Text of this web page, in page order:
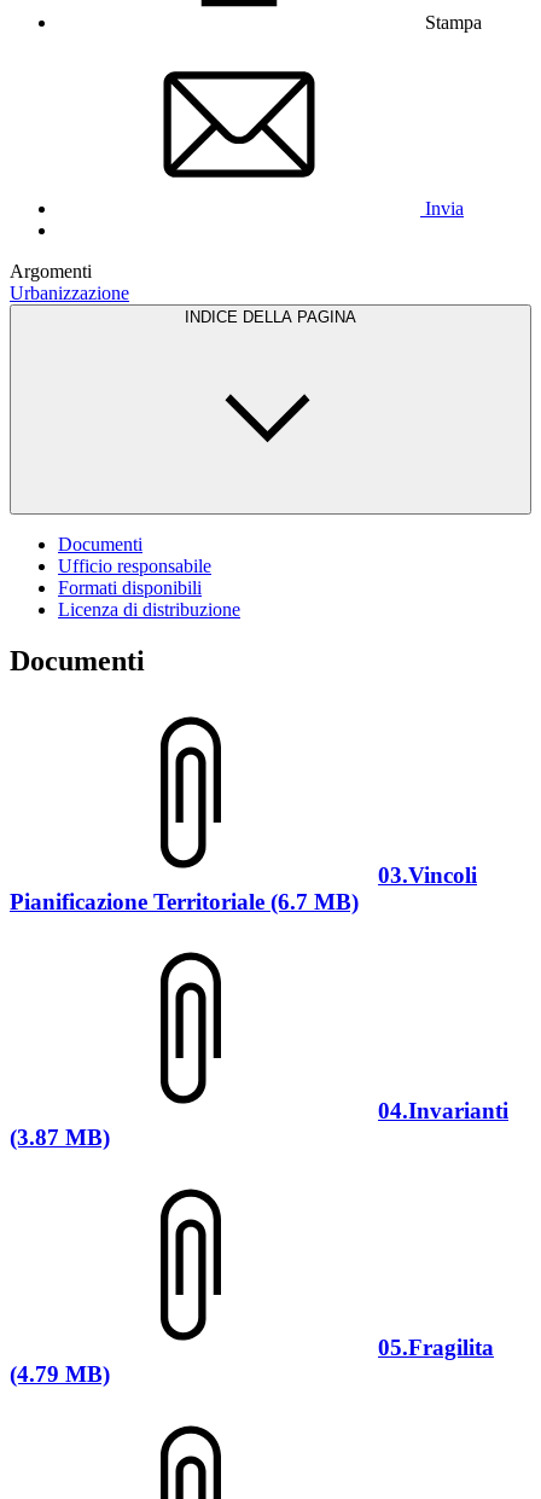
Stampa
Invia
Argomenti
Urbanizzazione
INDICE DELLA PAGINA
Documenti
Ufficio responsabile
Formati disponibili
Licenza di distribuzione
Documenti
03.Vincoli
Pianificazione Territoriale (6.7 MB)
04.Invarianti
(3.87 MB)
05.Fragilita
(4.79 MB)